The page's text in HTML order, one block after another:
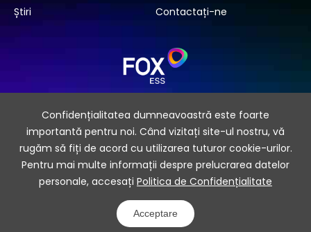
Confidențialitatea dumneavoastră este foarte
importantă pentru noi. Când vizitați site-ul nostru, vă
rugăm să fiți de acord cu utilizarea tuturor cookie-urilor.
Pentru mai multe informații despre prelucrarea datelor
personale, accesați Politica de Confidențialitate
Acceptare
Abonați-vă
Știri
Contactați-ne
COPYRIGHT 2026 © Fox ESS CO., LTD. Realizat de Yongsy
Politică de Confidențialitate